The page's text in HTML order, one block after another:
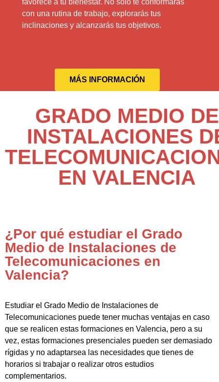
favorece a tu bienestar. No solo te conformarás
con una rutina de trabajo, explorarás tus
inclinaciones y alcanzarás tus objetivos.
MÁS INFORMACIÓN
GRADO MEDIO DE
INSTALACIONES
EN VALENCIA
¿Por qué estudiar el Grado
Medio de Instalaciones de
Telecomunicaciones en
Valencia?
Estudiar el Grado Medio de Instalaciones de
Telecomunicaciones puede tener muchas ventajas en caso
que se realicen estas formaciones en Valencia, pero a su
vez, estas formaciones presenciales pueden ser demasiado
rígidas y no adaptarsea las necesidades que tienes de
horarios si trabajar o realizar otros estudios
complementarios.